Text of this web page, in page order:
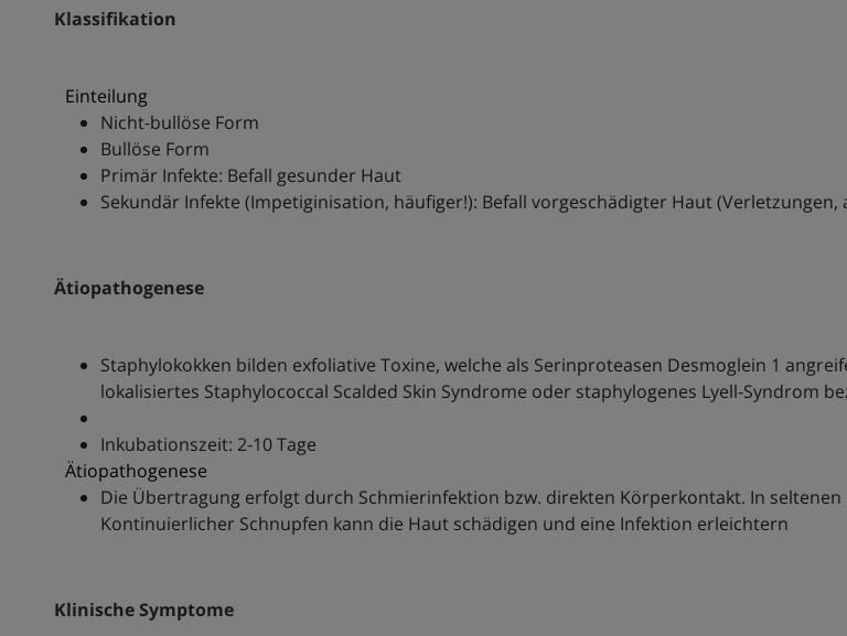
Klassifikation
Einteilung
Nicht-bullöse Form
Bullöse Form
Primär Infekte: Befall gesunder Haut
Sekundär Infekte (Impetiginisation, häufiger!): Befall vorgeschädigter Haut (Verletzungen,
Ätiopathogenese
Staphylokokken bilden exfoliative Toxine, welche als Serinproteasen Desmoglein 1
lokalisiertes Staphylococcal Scalded Skin Syndrome oder staphylogenes Lyell-Syndrom
Inkubationszeit: 2-10 Tage
Ätiopathogenese
Die Übertragung erfolgt durch Schmierinfektion bzw. direkten Körperkontakt. In
Kontinuierlicher Schnupfen kann die Haut schädigen und eine Infektion erleichtern
Klinische Symptome